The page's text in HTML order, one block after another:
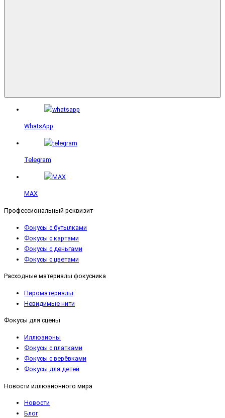
WhatsApp
Telegram
MAX
Профессиональный реквизит
Фокусы с бутылками
Фокусы с картами
Фокусы с деньгами
Фокусы с цветами
Расходные материалы фокусника
Пироматериалы
Невидимые нити
Фокусы для сцены
Иллюзионы
Фокусы с платками
Фокусы с верёвками
Фокусы для детей
Новости иллюзионного мира
Новости
Блог